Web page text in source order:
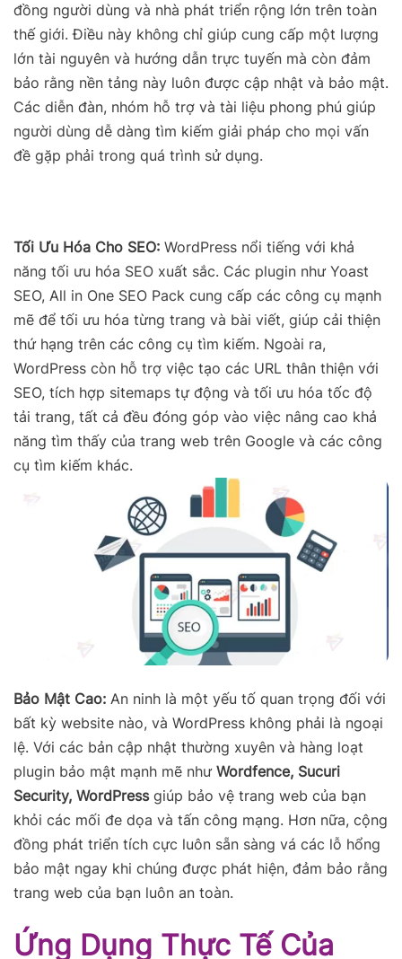
đồng người dùng và nhà phát triển rộng lớn trên toàn
thế giới. Điều này không chỉ giúp cung cấp một lượng
lớn tài nguyên và hướng dẫn trực tuyến mà còn đảm
bảo rằng nền tảng này luôn được cập nhật và bảo mật.
Các diễn đàn, nhóm hỗ trợ và tài liệu phong phú giúp
người dùng dễ dàng tìm kiếm giải pháp cho mọi vấn
đề gặp phải trong quá trình sử dụng.
Tối Ưu Hóa Cho SEO: WordPress nổi tiếng với khả
năng tối ưu hóa SEO xuất sắc. Các plugin như Yoast
SEO, All in One SEO Pack cung cấp các công cụ mạnh
mẽ để tối ưu hóa từng trang và bài viết, giúp cải thiện
thứ hạng trên các công cụ tìm kiếm. Ngoài ra,
WordPress còn hỗ trợ việc tạo các URL thân thiện với
SEO, tích hợp sitemaps tự động và tối ưu hóa tốc độ
tải trang, tất cả đều đóng góp vào việc nâng cao khả
năng tìm thấy của trang web trên Google và các công
cụ tìm kiếm khác.
Bảo Mật Cao: An ninh là một yếu tố quan trọng đối với
bất kỳ website nào, và WordPress không phải là ngoại
lệ. Với các bản cập nhật thường xuyên và hàng loạt
plugin bảo mật mạnh mẽ như Wordfence, Sucuri
Security, WordPressgiúp bảo vệ trang web của bạn
khỏi các mối đe dọa và tấn công mạng. Hơn nữa, cộng
đồng phát triển tích cực luôn sẵn sàng vá các lỗ hổng
bảo mật ngay khi chúng được phát hiện, đảm bảo rằng
trang web của bạn luôn an toàn.
Ứng Dụng Thực Tế Của